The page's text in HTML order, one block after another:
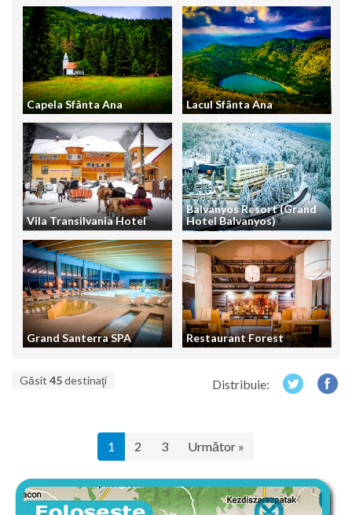
Capela Sfânta Ana Lacul Sfânta Ana
Vila Transilvania Hotel
Balvanyos Resort (Grand
Hotel Balvanyos)
Grand Santerra SPA Restaurant Forest
Găsit 45destinaţi Distribuie:
1 2 3 Următor »